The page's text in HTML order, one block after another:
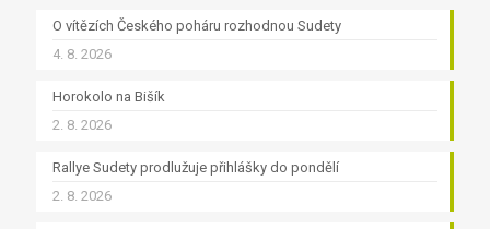
O vítězích Českého poháru rozhodnou Sudety
4. 8. 2026
Horokolo na Bišík
2. 8. 2026
Rallye Sudety prodlužuje přihlášky do pondělí
2. 8. 2026